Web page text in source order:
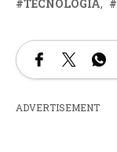
TECNOLOGÍA
ADVERTISEMENT